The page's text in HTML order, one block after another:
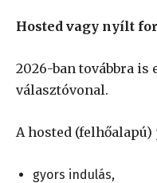
Hosted vagy nyílt
2026-ban továbbra is
választóvonal.
A hosted
gyors indulás,